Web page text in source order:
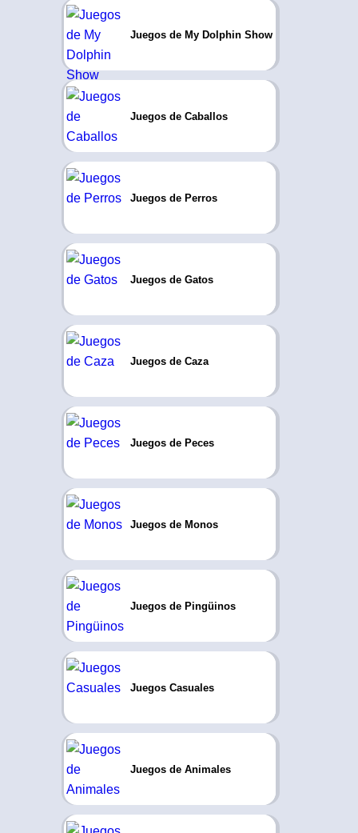
Juegos de My Dolphin Show
Juegos de Caballos
Juegos de Perros
Juegos de Gatos
Juegos de Caza
Juegos de Peces
Juegos de Monos
Juegos de Pingüinos
Juegos Casuales
Juegos de Animales